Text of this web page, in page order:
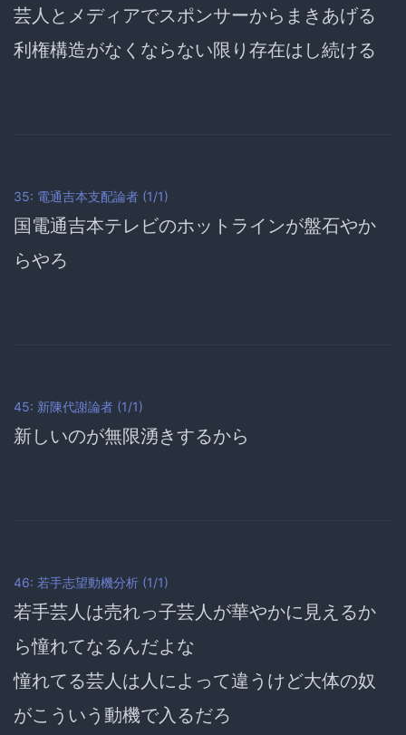
芸人とメディアでスポンサーからまきあげる
利権構造がなくならない限り存在はし続ける
35: 電通吉本支配論者 (1/1)
国電通吉本テレビのホットラインが盤石やか
らやろ
45: 新陳代謝論者 (1/1)
新しいのが無限湧きするから
46: 若手志望動機分析 (1/1)
若手芸人は売れっ子芸人が華やかに見えるか
ら憧れてなるんだよな
憧れてる芸人は人によって違うけど大体の奴
がこういう動機で入るだろ